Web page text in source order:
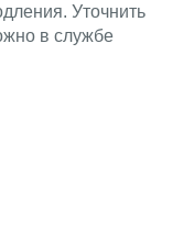
Уточнить
в службе